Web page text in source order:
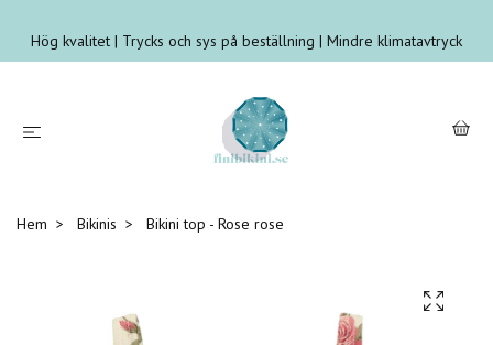
Hög kvalitet | Trycks och sys på beställning | Mindre klimatavtryck
Hem Bikinis Bikini top - Rose rose